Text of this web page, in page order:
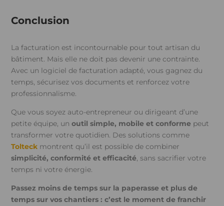
Conclusion
La facturation est incontournable pour tout artisan du
bâtiment. Mais elle ne doit pas devenir une contrainte.
Avec un logiciel de facturation adapté, vous gagnez du
temps, sécurisez vos documents et renforcez votre
professionnalisme.
Que vous soyez auto-entrepreneur ou dirigeant d’une
petite équipe, unoutil simple, mobile et conforme peut
transformer votre quotidien. Des solutions comme
Tolteck montrent qu’il est possible de combiner
simplicité, conformité et efficacité, sans sacrifier votre
temps ni votre énergie.
Passez moins de temps sur la paperasse et plus de
temps sur vos chantiers : c’est le moment de franchir